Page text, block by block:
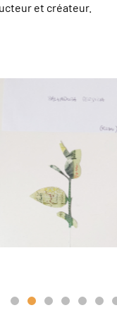
et créateur.